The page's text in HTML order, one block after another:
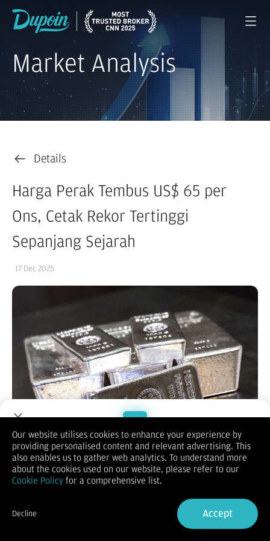
Market Analysis
Details
Harga Perak Tembus US$ 65 per
Ons, Cetak Rekor Tertinggi
Sepanjang Sejarah
17 Dec 2025
KONTAN.CO.ID - Harga perak spot melanjutkan reli dan
menembus level US$ 65 per ons troi pada Rabu (17/12/2025),
mencetak rekor tertinggi sepanjang sejarah.
Kenaikan ini ditopang oleh permintaan industri dan investasi
yang solid, serta ketersediaan pasokan yang kian ketat.
Welcome to Dupoin.
Trade with a Trusted Broker
Sign in
Our website utilises cookies to enhance your experience by
providing personalised content and relevant advertising. This
also enables us to gather web analytics. To understand more
about the cookies used on our website, please refer to our
Cookie Policy for a comprehensive list.
Decline Accept